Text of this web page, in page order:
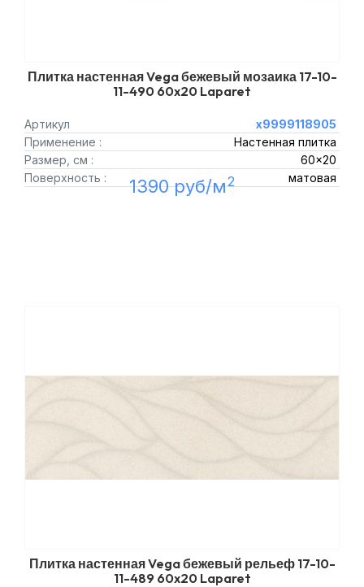
Плитка настенная Vega бежевый мозаика 17-10-
11-490 60x20 Laparet
Артикул
х9999118905
Применение :
Настенная плитка
Размер, см :
60x20
Поверхность :
матовая
1390 руб/м2
Плитка настенная Vega бежевый рельеф 17-10-
11-489 60x20 Laparet